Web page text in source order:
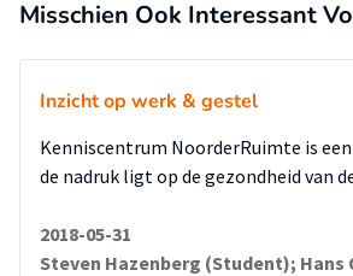
Misschien Ook Interessant
Inzicht op werk & gestel
Kenniscentrum NoorderRuimte is
de nadruk ligt op de gezondheid van
2018-05-31
Steven Hazenberg (Student); Hans